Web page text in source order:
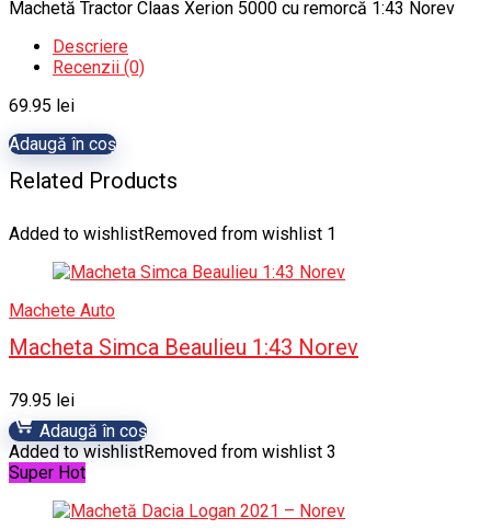
Machetă Tractor Claas Xerion 5000 cu remorcă 1:43 Norev
Descriere
Recenzii (0)
69.95 lei
Adaugă în coș
Related Products
Added to wishlistRemoved from wishlist 1
Machete Auto
Macheta Simca Beaulieu 1:43 Norev
79.95 lei
Adaugă în coș
Added to wishlistRemoved from wishlist 3
Super Hot